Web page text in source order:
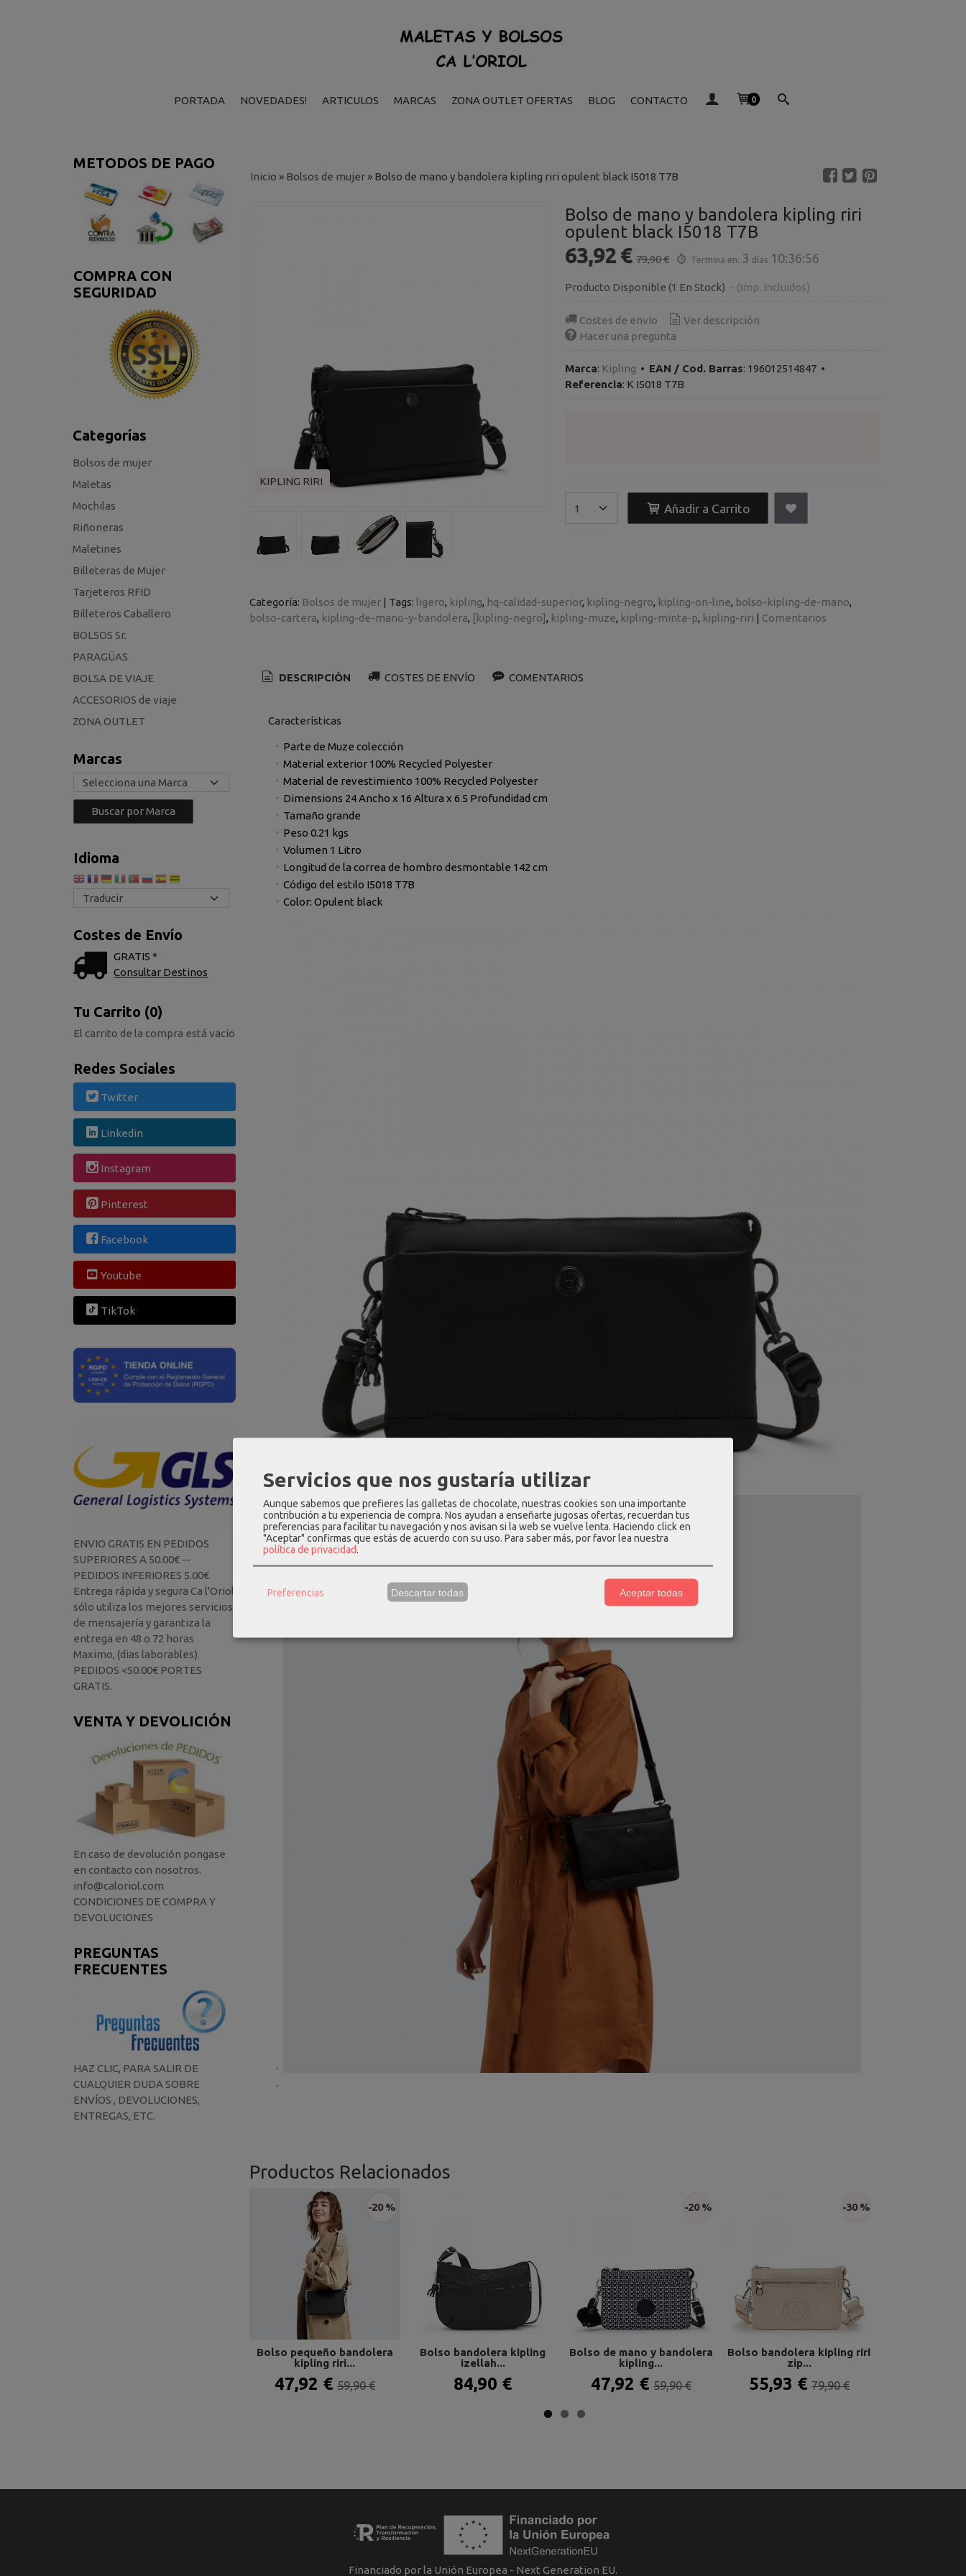
PORTADA NOVEDADES! ARTICULOS MARCAS ZONA OUTLET OFERTAS BLOG CONTACTO 0
METODOS DE PAGO
COMPRA CON
SEGURIDAD
Categorías
Bolsos de mujer
Maletas
Mochilas
Riñoneras
Maletines
Billeteras de Mujer
Tarjeteros RFID
Billeteros Caballero
BOLSOS Sr.
PARAGÜAS
BOLSA DE VIAJE
ACCESORIOS de viaje
ZONA OUTLET
Marcas
Idioma
Costes de Envío
GRATIS *
Consultar Destinos
Tu Carrito (0)
El carrito de la compra está vacío
Redes Sociales
Twitter
Linkedin
Instagram
Pinterest
Facebook
Youtube
TikTok
ENVIO GRATIS EN PEDIDOS
SUPERIORES A 50.00€ --
PEDIDOS INFERIORES 5.00€
Entrega rápida y segura Ca l'Oriol
sólo utiliza los mejores servicios
de mensajería y garantiza la
entrega en 48 o 72 horas
Maximo, (dias laborables).
PEDIDOS <50.00€ PORTES
GRATIS.
VENTA Y DEVOLICIÓN
En caso de devolución pongase
en contacto con nosotros.
info@caloriol.com
CONDICIONES DE COMPRA Y
DEVOLUCIONES
PREGUNTAS
FRECUENTES
HAZ CLIC, PARA SALIR DE
CUALQUIER DUDA SOBRE
ENVÍOS , DEVOLUCIONES,
ENTREGAS, ETC.
Inicio » Bolsos de mujer» Bolso de mano y bandolera kipling riri opulent black I5018 T7B
KIPLING RIRI
Bolso de mano y bandolera kipling riri
opulent black I5018 T7B
63,92 € 79,90 € Termina en: 3 días 10:36:55
Producto Disponible (1 En Stock) - (Imp. Incluidos)
Costes de envío
Ver descripción
Hacer una pregunta
Marca: Kipling • EAN / Cod. Barras: 196012514847•
Referencia: K I5018 T7B
Añadir a Carrito
Categoría: Bolsos de mujer| Tags: ligero kipling hq-calidad-superior kipling-negro kipling-on-line bolso-kipling-de-mano
bolso-cartera kipling-de-mano-y-bandolera [kipling-negro] kipling-muze kipling-minta-p kipling-riri | Comentarios
DESCRIPCIÓN COSTES DE ENVÍO COMENTARIOS
Características
Parte de Muze colección
Material exterior 100% Recycled Polyester
Material de revestimiento 100% Recycled Polyester
Dimensions 24 Ancho x 16 Altura x 6.5 Profundidad cm
Tamaño grande
Peso 0.21 kgs
Volumen 1 Litro
Longitud de la correa de hombro desmontable 142 cm
Código del estilo I5018 T7B
Color: Opulent black
Productos Relacionados
-20 %
Bolso pequeño bandolera
kipling riri...
47,92 € 59,90 €
Bolso bandolera kipling
izellah...
84,90 €
-20 %
Bolso de mano y bandolera
kipling...
47,92 € 59,90 €
-30 %
Bolso bandolera kipling riri
zip...
55,93 € 79,90 €
Financiado por la Unión Europea - Next Generation EU.
Servicios que nos gustaría utilizar
Aunque sabemos que prefieres las galletas de chocolate, nuestras cookies son una importante
contribución a tu experiencia de compra. Nos ayudan a enseñarte jugosas ofertas, recuerdan tus
preferencias para facilitar tu navegación y nos avisan si la web se vuelve lenta. Haciendo click en
"Aceptar" confirmas que estás de acuerdo con su uso. Para saber más, por favor lea nuestra
política de privacidad.
Preferencias Descartar todas Aceptar todas